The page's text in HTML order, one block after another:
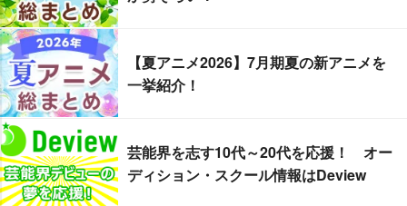
【夏アニメ2026】7月期夏の新アニメを
一挙紹介！
芸能界を志す10代～20代を応援！ オー
ディション・スクール情報はDeview